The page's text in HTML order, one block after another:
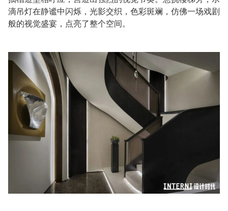
滴吊灯在静谧中闪烁，光影交织，色彩斑斓，仿佛一场戏剧
般的视觉盛宴，点亮了整个空间。